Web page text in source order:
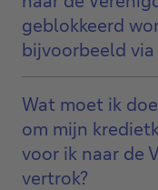
geblokkeerd
bijvoorbeeld via
Wat moet ik
om mijn
voor ik naar de
vertrok?